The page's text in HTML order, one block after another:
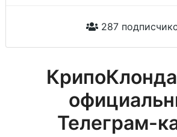
287
Телеграм-